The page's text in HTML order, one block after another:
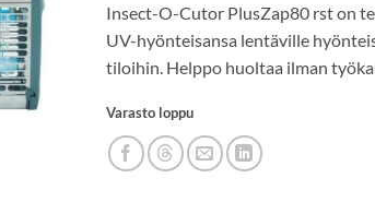
Insect-O-Cutor PlusZap80 rst on
UV-hyönteisansa lentäville
tiloihin. Helppo huoltaa ilman
Varasto loppu